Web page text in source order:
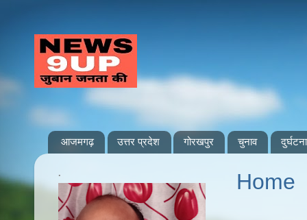
आजमगढ़ उत्तर प्रदेश गोरखपुर चुनाव दुर्घटना
Home
.